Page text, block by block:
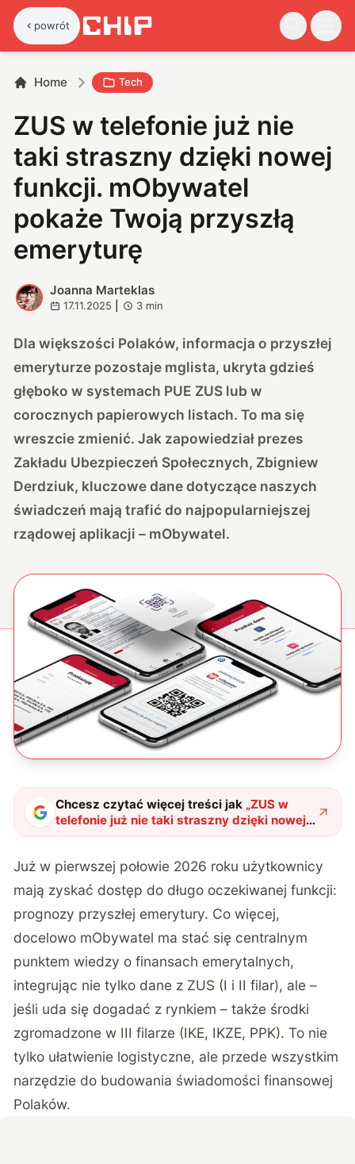
powrót
Home Tech
ZUS w telefonie już nie
taki straszny dzięki nowej
funkcji. mObywatel
pokaże Twoją przyszłą
emeryturę
J
Joanna Marteklas
17.11.2025 3 min
Dla większości Polaków, informacja o przyszłej
emeryturze pozostaje mglista, ukryta gdzieś
głęboko w systemach PUE ZUS lub w
corocznych papierowych listach. To ma się
wreszcie zmienić. Jak zapowiedział prezes
Zakładu Ubezpieczeń Społecznych, Zbigniew
Derdziuk, kluczowe dane dotyczące naszych
świadczeń mają trafić do najpopularniejszej
rządowej aplikacji – mObywatel.
Chcesz czytać więcej treści jak „ZUS w
telefonie już nie taki straszny dzięki nowej
funkcji. mObywatel pokaże Twoją przyszłą
Już w pierwszej połowie 2026 roku użytkownicy
mają zyskać dostęp do długo oczekiwanej funkcji:
prognozy przyszłej emerytury. Co więcej,
docelowo mObywatel ma stać się centralnym
punktem wiedzy o finansach emerytalnych,
integrując nie tylko dane z ZUS (I i II filar), ale –
jeśli uda się dogadać z rynkiem – także środki
zgromadzone w III filarze (IKE, IKZE, PPK). To nie
tylko ułatwienie logistyczne, ale przede wszystkim
narzędzie do budowania świadomości finansowej
Polaków.